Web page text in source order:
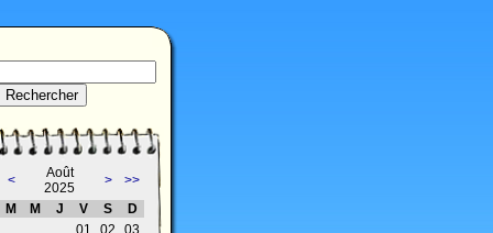
<
Août
2025
>
>>
M
M J V S
D
01
02 03